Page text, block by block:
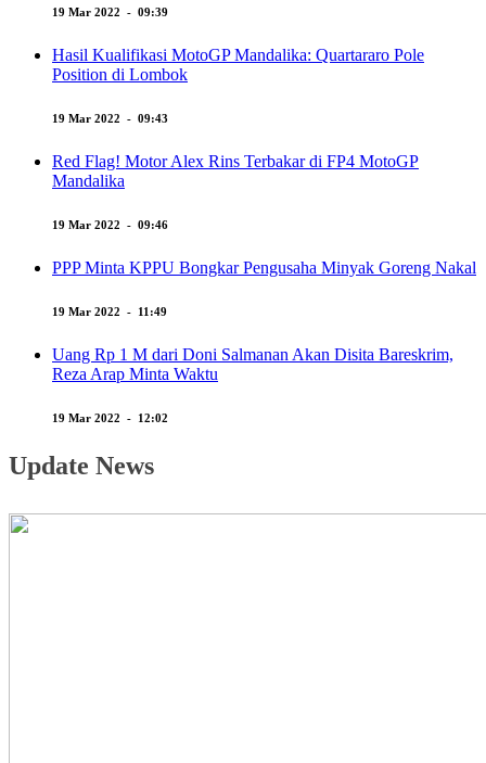
19 Mar 2022 - 09:39
Hasil Kualifikasi MotoGP Mandalika: Quartararo Pole
Position di Lombok
19 Mar 2022 - 09:43
Red Flag! Motor Alex Rins Terbakar di FP4 MotoGP
Mandalika
19 Mar 2022 - 09:46
PPP Minta KPPU Bongkar Pengusaha Minyak Goreng Nakal
19 Mar 2022 - 11:49
Uang Rp 1 M dari Doni Salmanan Akan Disita Bareskrim,
Reza Arap Minta Waktu
19 Mar 2022 - 12:02
Update News